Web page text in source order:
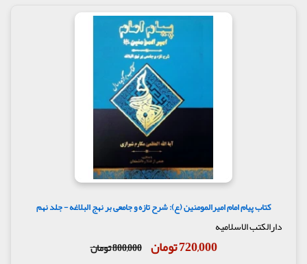
کتاب پیام امام امیرالمومنین (ع): شرح تازه و جامعی بر نهج البلاغه - جلد نهم
دارالکتب الاسلامیه
720,000 تومان 800,000 تومان